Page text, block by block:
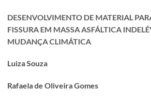
DESENVOLVIMENTO DE MATERIAL
FISSURA EM MASSA ASFÁLTICA
MUDANÇA CLIMÁTICA
Luiza Souza
Rafaela de Oliveira Gomes